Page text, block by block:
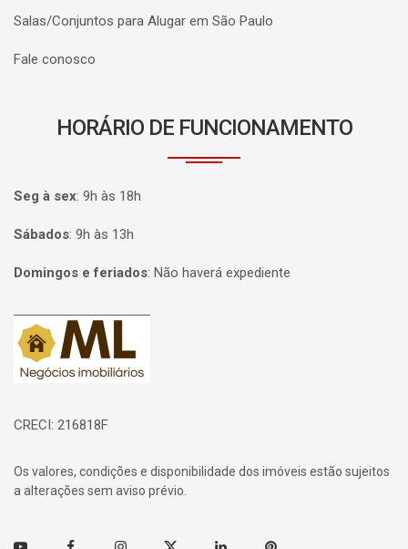
Salas/Conjuntos para Alugar em São Paulo
Fale conosco
HORÁRIO DE FUNCIONAMENTO
Seg à sex: 9h às 18h
Sábados: 9h às 13h
Domingos e feriados: Não haverá expediente
Página inicial
CRECI: 216818F
Os valores, condições e disponibilidade dos imóveis estão sujeitos
a alterações sem aviso prévio.